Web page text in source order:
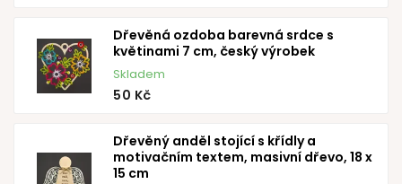
Dřevěná ozdoba barevná srdce s
květinami 7 cm, český výrobek
Skladem
50 Kč
Dřevěný anděl stojící s křídly a
motivačním textem, masivní dřevo, 18 x
15 cm